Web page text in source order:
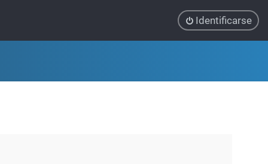
Identificarse